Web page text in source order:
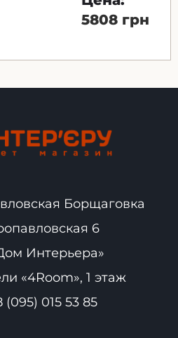
5808 грн
Борщаговка
6
Интерьера»
«4Room», 1 этаж
(095) 015 53 85